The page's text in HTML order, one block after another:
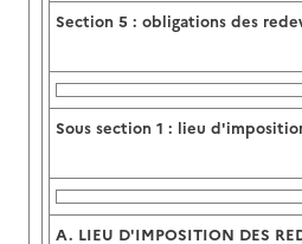
Section 5 : obligations des
Sous section 1 : lieu
A. LIEU D'IMPOSITION DES